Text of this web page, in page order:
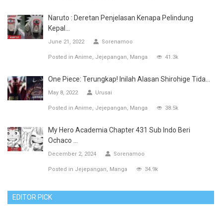
Naruto : Deretan Penjelasan Kenapa Pelindung
Kepal...
June 21, 2022 Sorenamoo
Posted in Anime Jejepangan Manga 41.3k
One Piece: Terungkap! Inilah Alasan Shirohige Tida...
May 8, 2022 Urusai
Posted in Anime Jejepangan Manga 38.5k
My Hero Academia Chapter 431 Sub Indo Beri
Ochaco ...
December 2, 2024 Sorenamoo
Posted in Jejepangan Manga 34.9k
EDITOR PICK